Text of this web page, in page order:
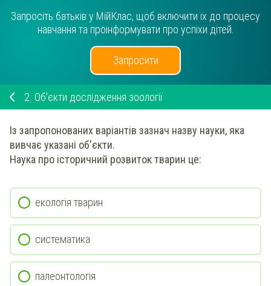
Запросіть батьків у МійКлас, щоб включити їх до процесу
навчання та проінформувати про успіхи дітей.
Запросити
2. Об'єкти дослідження зоології
Із запропонованих варіантів зазнач назву науки, яка
вивчає указані об'єкти.
Наука про історичний розвиток тварин це:
екологія тварин
систематика
палеонтологія